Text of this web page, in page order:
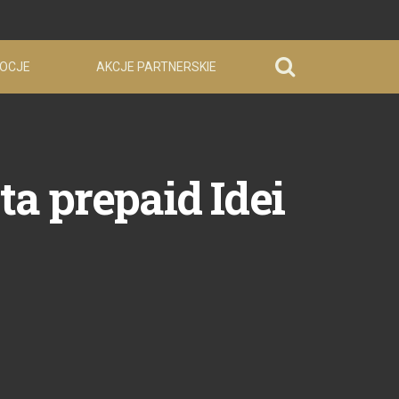
AKCJE PARTNERSKIE
prepaid Idei